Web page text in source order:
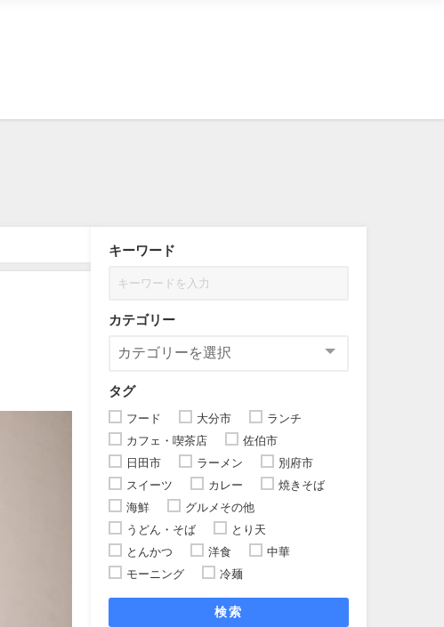
キーワード
カテゴリー
タグ
フード 大分市
ランチ
カフェ・喫茶店
佐伯市
日田市
ラーメン
別府市
スイーツ
カレー
焼きそば
海鮮
グルメその他
うどん・そば
とり天
とんかつ
洋食
中華
モーニング
冷麺
検索